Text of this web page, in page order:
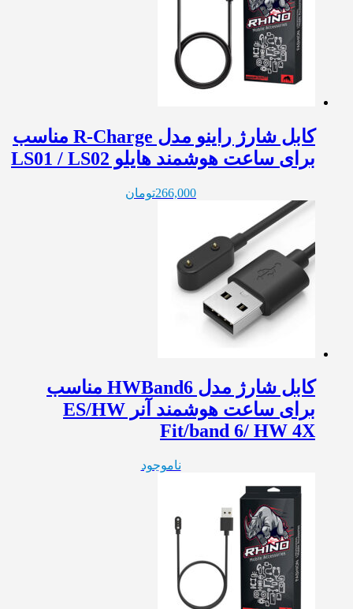
کابل شارژ راینو مدل R-Charge مناسب
برای ساعت هوشمند هایلو LS01 / LS02
266,000تومان
کابل شارژ مدل HWBand6 مناسب
برای ساعت هوشمند آنر ES/HW
Fit/band 6/ HW 4X
ناموجود